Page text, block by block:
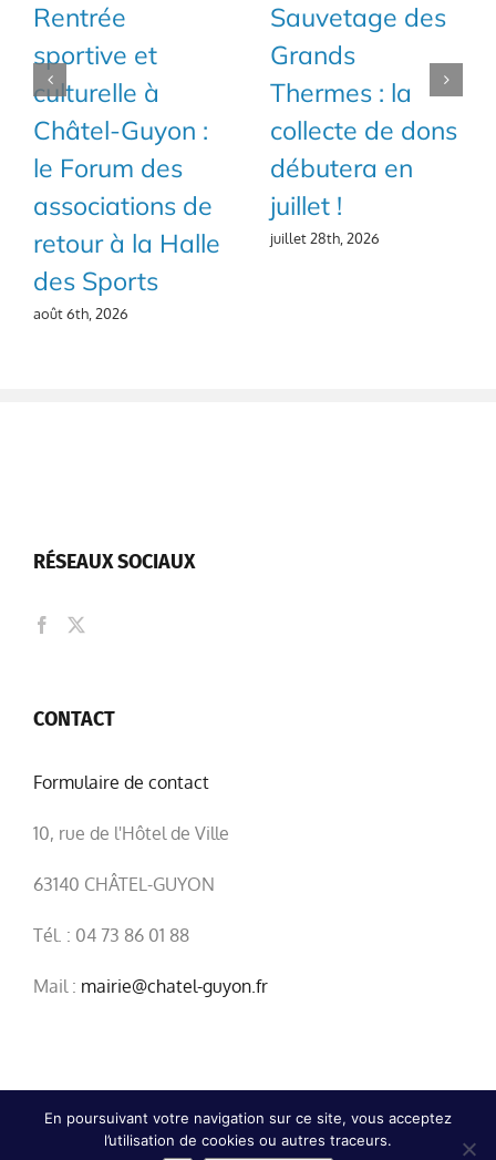
Rentrée
sportive et
culturelle à
Châtel-Guyon :
le Forum des
associations de
retour à la Halle
des Sports
août 6th, 2026
Sauvetage des
Grands
Thermes : la
collecte de dons
débutera en
juillet !
juillet 28th, 2026
RÉSEAUX SOCIAUX
CONTACT
Formulaire de contact
10, rue de l'Hôtel de Ville
63140 CHÂTEL-GUYON
Tél. : 04 73 86 01 88
Mail : mairie@chatel-guyon.fr
En poursuivant votre navigation sur ce site, vous acceptez
l’utilisation de cookies ou autres traceurs.